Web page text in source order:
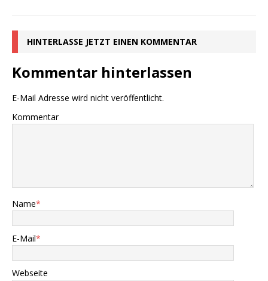
HINTERLASSE JETZT EINEN KOMMENTAR
Kommentar hinterlassen
E-Mail Adresse wird nicht veröffentlicht.
Kommentar
Name*
E-Mail*
Webseite